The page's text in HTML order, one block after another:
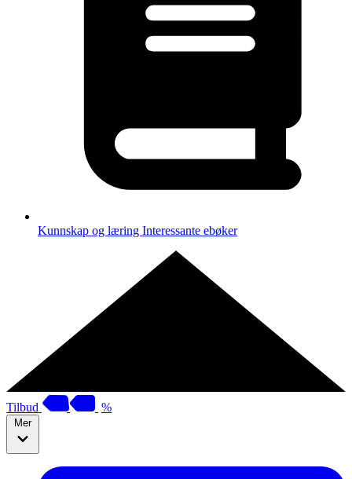
Kunnskap og læring Interessante ebøker
Tilbud %
Mer